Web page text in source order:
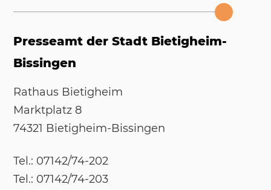
Presseamt der Stadt Bietigheim-
Bissingen
Rat­haus Bie­tig­heim
Markt­platz 8
74321 Bie­tig­heim-Bis­sin­gen
Tel.: 07142/​74-202
Tel.: 07142/​74-203